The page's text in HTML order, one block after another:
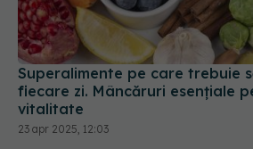
Superalimente pe care trebuie
fiecare zi. Mâncăruri esențiale
vitalitate
23 apr 2025, 12:03